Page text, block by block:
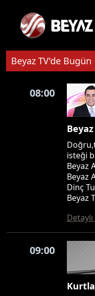
Beyaz TV'de Bugün
08:00
isteği
Beyaz
Beyaz
Dinç
Beyaz
09:00